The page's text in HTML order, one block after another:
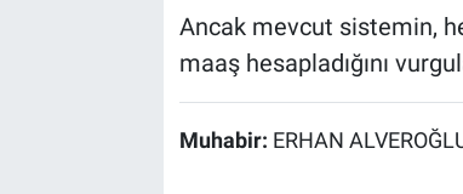
Ancak mevcut sistemin,
maaş hesapladığını
Muhabir: ERHAN